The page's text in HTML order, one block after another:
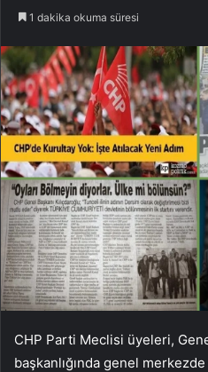
1 dakika okuma süresi
CHP Parti Meclisi üyeleri,
başkanlığında genel